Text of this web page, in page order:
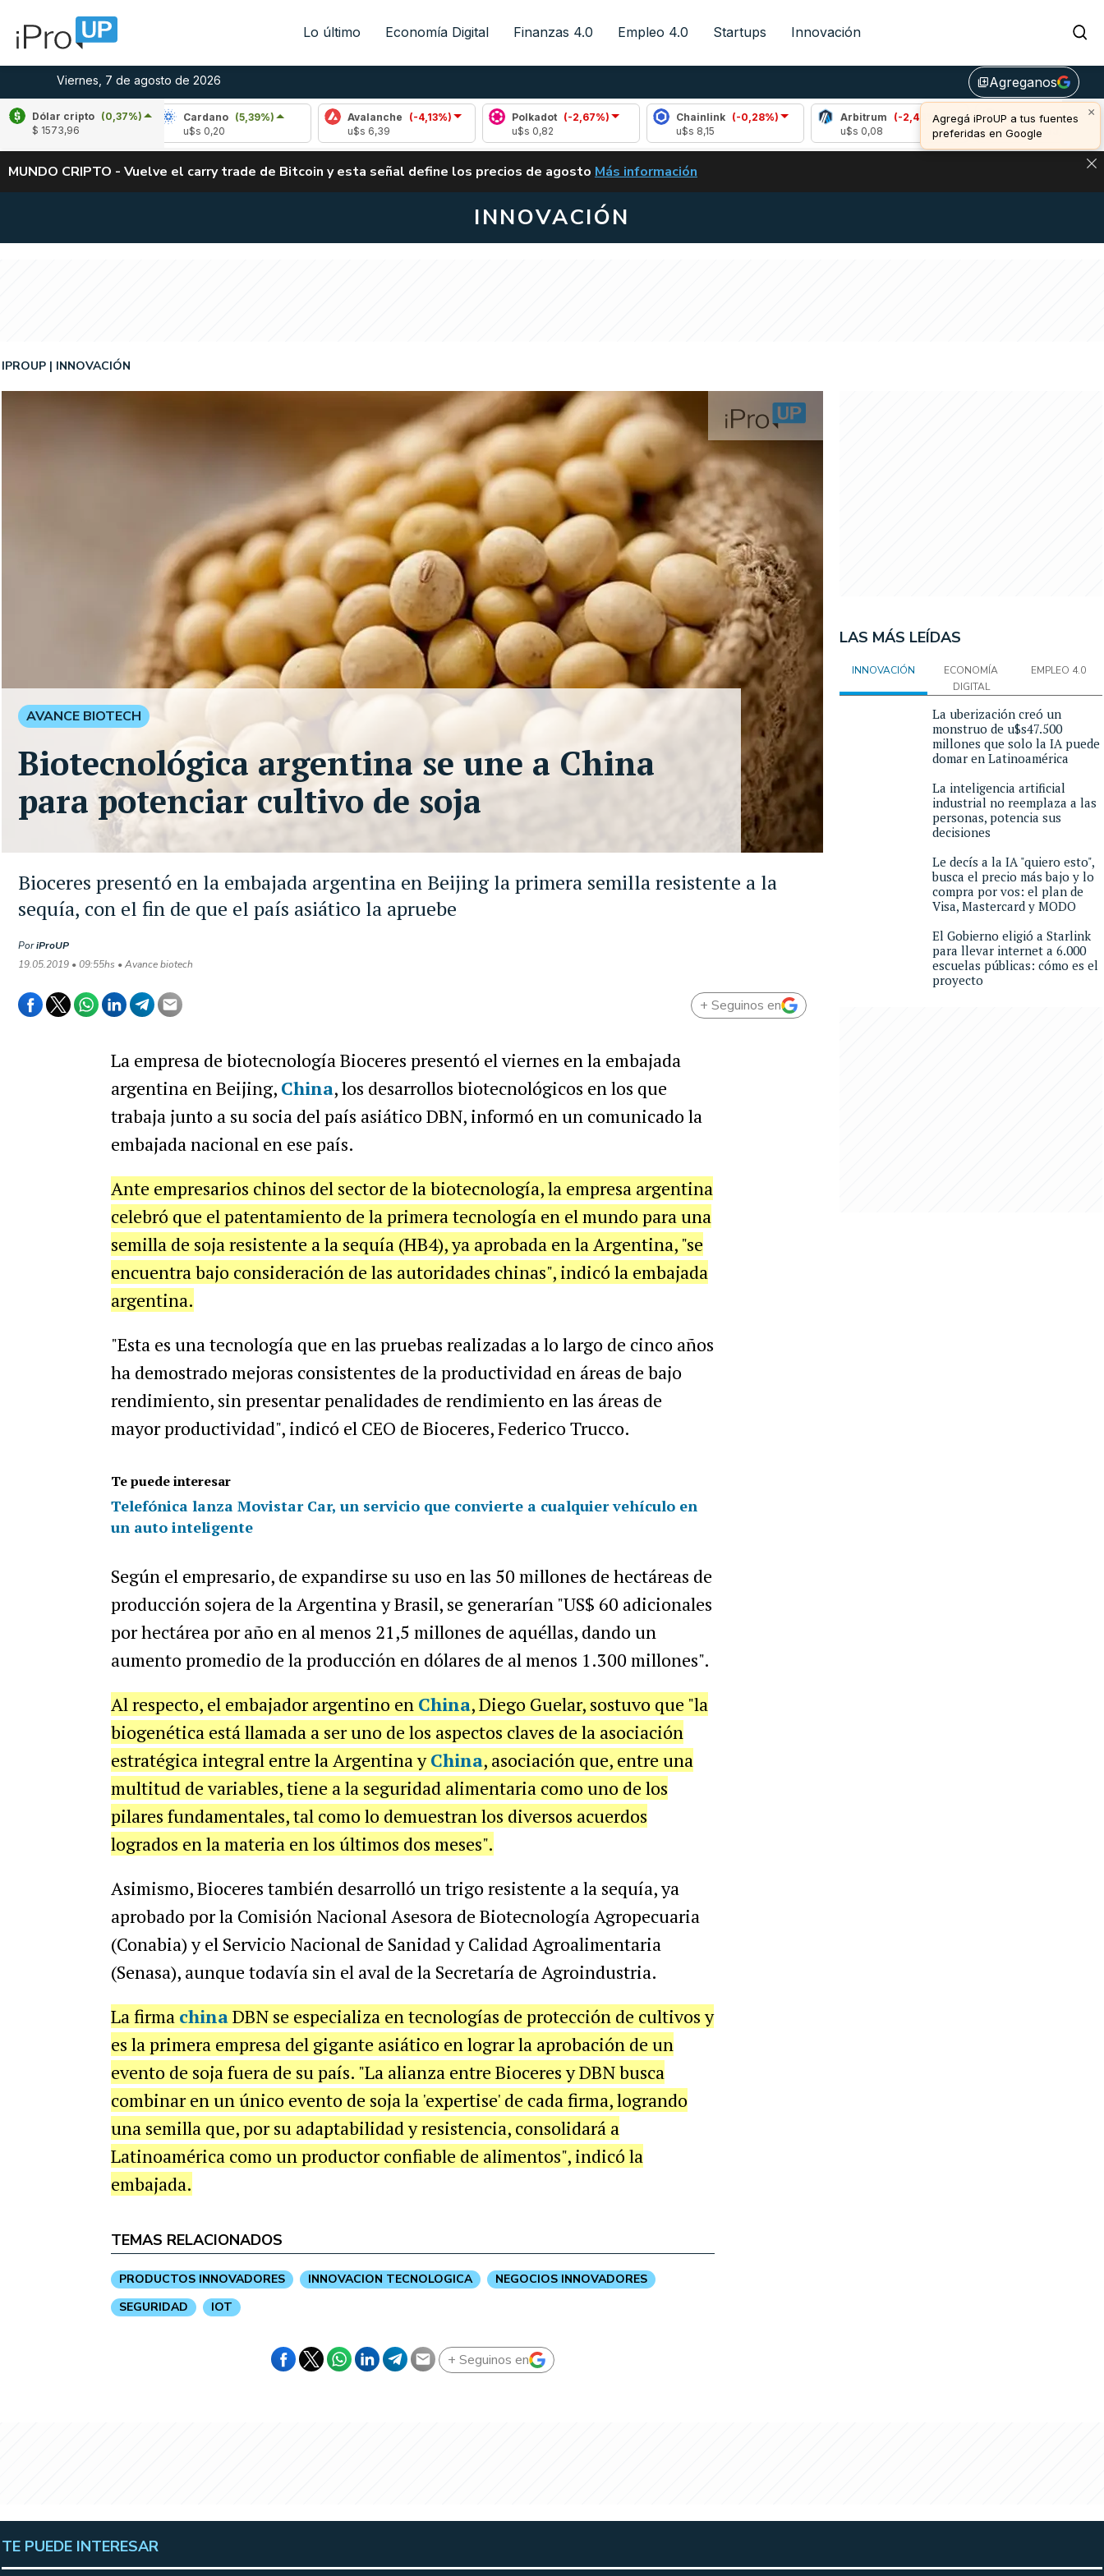
Lo último Economía Digital Finanzas 4.0 Empleo 4.0 Startups Innovación
Viernes, 7 de agosto de 2026 library_addAgreganos
×
Agregá iProUP a tus fuentes
preferidas en Google
Dólar cripto (0,37%)
$ 1573,96
(-2,54%)
Cardano
(5,39%)
Avalanche (-4,13%)
Polkadot
(-2,67%)
Chainlink (-0,28%)
Arbitrum
(-2,44%)
Bitcoin (-0,59%)
u$s 64.253,00
ALERTA
MUNDO CRIPTO - Vuelve el carry trade de Bitcoin y esta señal define los precios de agosto VUELVE EL CARRY TRADE DE BITCOIN Y ESTA SEÑAL DEFINE LOS PRECIOS DE
Más información
INNOVACIÓN
Bioceres presentó en la embajada argentina en Beijing la primera semilla resistente a la
sequía, con el fin de que el país asiático la apruebe
IPROUP INNOVACIÓN
PoriProUP
19.05.2019 • 09:55hs • Avance biotech
AVANCE BIOTECH
Biotecnológica argentina se une a China
para potenciar cultivo de soja
+ Seguinos en
La empresa de biotecnología Bioceres presentó el viernes en la embajada
argentina en Beijing, China, los desarrollos biotecnológicos en los que
trabaja junto a su socia del país asiático DBN, informó en un comunicado la
embajada nacional en ese país.
Ante empresarios chinos del sector de la biotecnología, la empresa argentina
celebró que el patentamiento de la primera tecnología en el mundo para una
semilla de soja resistente a la sequía (HB4), ya aprobada en la Argentina, "se
encuentra bajo consideración de las autoridades chinas", indicó la embajada
argentina.
"Esta es una tecnología que en las pruebas realizadas a lo largo de cinco años
ha demostrado mejoras consistentes de la productividad en áreas de bajo
rendimiento, sin presentar penalidades de rendimiento en las áreas de
mayor productividad", indicó el CEO de Bioceres, Federico Trucco.
Te puede interesar
Telefónica lanza Movistar Car, un servicio que convierte a cualquier vehículo en
un auto inteligente
Según el empresario, de expandirse su uso en las 50 millones de hectáreas de
producción sojera de la Argentina y Brasil, se generarían "US$ 60 adicionales
por hectárea por año en al menos 21,5 millones de aquéllas, dando un
aumento promedio de la producción en dólares de al menos 1.300 millones".
Al respecto, el embajador argentino en China, Diego Guelar, sostuvo que "la
biogenética está llamada a ser uno de los aspectos claves de la asociación
estratégica integral entre la Argentina yChina, asociación que, entre una
multitud de variables, tiene a la seguridad alimentaria como uno de los
pilares fundamentales, tal como lo demuestran los diversos acuerdos
logrados en la materia en los últimos dos meses".
Asimismo, Bioceres también desarrolló un trigo resistente a la sequía, ya
aprobado por la Comisión Nacional Asesora de Biotecnología Agropecuaria
(Conabia) y el Servicio Nacional de Sanidad y Calidad Agroalimentaria
(Senasa), aunque todavía sin el aval de la Secretaría de Agroindustria.
La firma chinaDBN se especializa en tecnologías de protección de cultivos y
es la primera empresa del gigante asiático en lograr la aprobación de un
evento de soja fuera de su país. "La alianza entre Bioceres y DBN busca
combinar en un único evento de soja la 'expertise' de cada firma, logrando
una semilla que, por su adaptabilidad y resistencia, consolidará a
Latinoamérica como un productor confiable de alimentos", indicó la
embajada.
TEMAS RELACIONADOS
PRODUCTOS INNOVADORES INNOVACION TECNOLOGICA
NEGOCIOS INNOVADORES
SEGURIDAD
IOT
+ Seguinos en
LAS MÁS LEÍDAS
INNOVACIÓN
ECONOMÍA
DIGITAL
EMPLEO 4.0
La uberización creó un
monstruo de u$s47.500
millones que solo la IA puede
domar en Latinoamérica
La inteligencia artificial
industrial no reemplaza a las
personas, potencia sus
decisiones
Le decís a la IA "quiero esto",
busca el precio más bajo y lo
compra por vos: el plan de
Visa, Mastercard y MODO
El Gobierno eligió a Starlink
para llevar internet a 6.000
escuelas públicas: cómo es el
proyecto
TE PUEDE INTERESAR